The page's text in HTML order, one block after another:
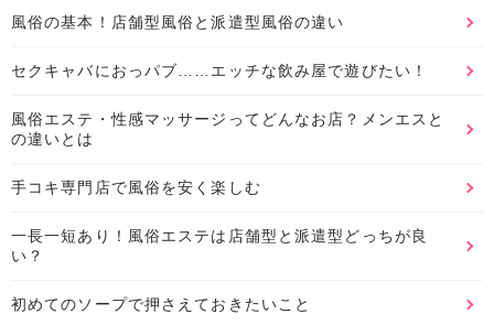
風俗の基本！店舗型風俗と派遣型風俗の違い
セクキャバにおっパブ……エッチな飲み屋で遊びたい！
風俗エステ・性感マッサージってどんなお店？メンエスと
の違いとは
手コキ専門店で風俗を安く楽しむ
一長一短あり！風俗エステは店舗型と派遣型どっちが良
い？
初めてのソープで押さえておきたいこと